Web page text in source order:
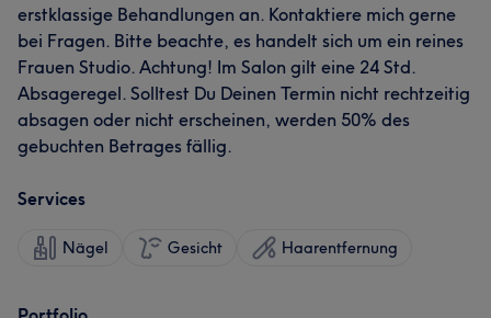
erstklassige Behandlungen an. Kontaktiere mich gerne
bei Fragen. Bitte beachte, es handelt sich um ein reines
Frauen Studio. Achtung! Im Salon gilt eine 24 Std.
Absageregel. Solltest Du Deinen Termin nicht rechtzeitig
absagen oder nicht erscheinen, werden 50% des
gebuchten Betrages fällig.
Services
Nägel Gesicht Haarentfernung